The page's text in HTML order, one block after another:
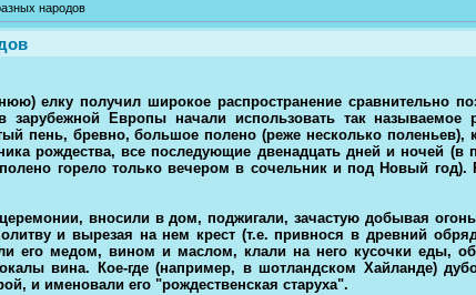
народов
елку получил широкое распространение сравнительно
Европы начали использовать так называемое
пень, бревно, большое полено (реже несколько поленьев),
рождества, все последующие двенадцать дней и ночей (в
горело только вечером в сочельник и под Новый год).
вносили в дом, поджигали, зачастую добывая
и вырезая на нем крест (т.е. привнося в древний
его медом, вином и маслом, клали на него кусочки еды,
вина. Кое-где (например, в шотландском Хайланде)
и именовали его "рождественская старуха".